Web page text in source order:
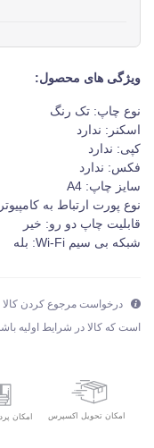
ویژگی های محصول:
نوع چاپ: تک رنگ
اسکنر: ندارد
کپی: ندارد
فکس: ندارد
سایز چاپ: A4
نوع پورت ارتباط به
قابلیت چاپ دو رو: خیر
شبکه بی سیم Wi-Fi:
بله
درخواست مرجوع کردن کالا
است که کالا در شرایط اولیه
امکان تحویل اکسپرس امکان